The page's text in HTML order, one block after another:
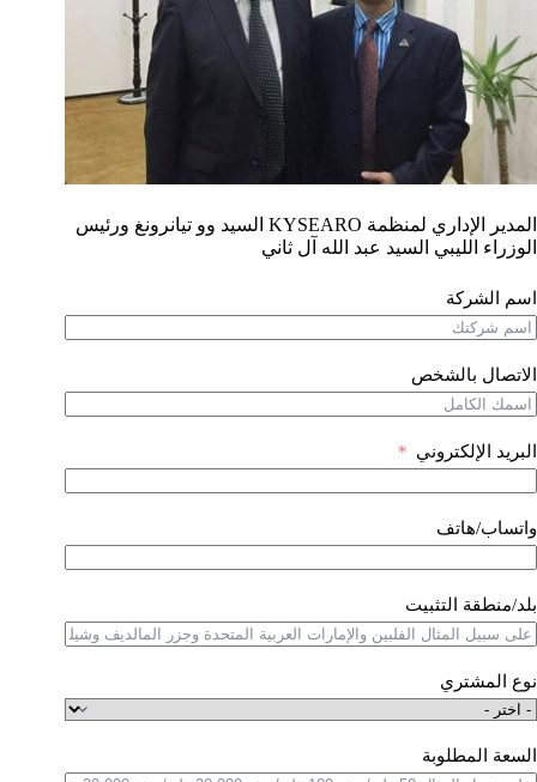
المدير الإداري لمنظمة KYSEARO السيد وو تيانرونغ ورئيس
الوزراء الليبي السيد عبد الله آل ثاني
اسم الشركة
الاتصال بالشخص
البريد الإلكتروني
واتساب/هاتف
بلد/منطقة التثبيت
نوع المشتري
السعة المطلوبة